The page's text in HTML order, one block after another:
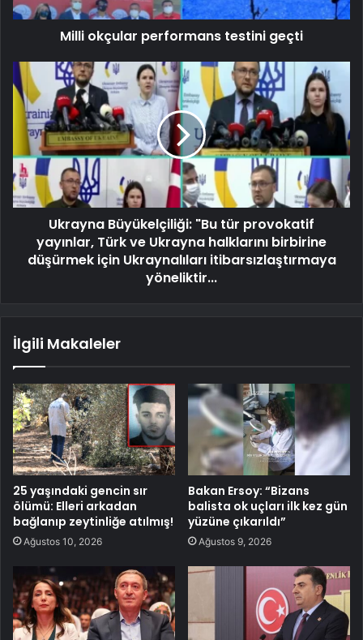
Milli okçular performans testini geçti
Ukrayna Büyükelçiliği: "Bu tür provokatif
yayınlar, Türk ve Ukrayna halklarını birbirine
düşürmek için Ukraynalıları itibarsızlaştırmaya
yöneliktir...
İlgili Makaleler
25 yaşındaki gencin sır
ölümü: Elleri arkadan
bağlanıp zeytinliğe atılmış!
Ağustos 10, 2026
Bakan Ersoy: “Bizans
balista ok uçları ilk kez gün
yüzüne çıkarıldı”
Ağustos 9, 2026